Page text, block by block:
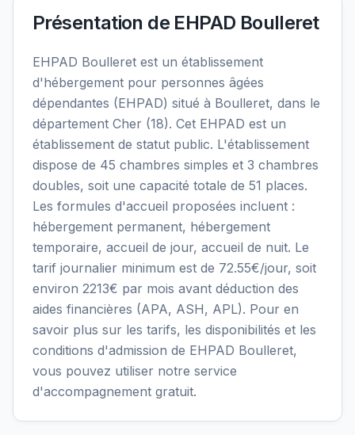
Présentation de EHPAD Boulleret
EHPAD Boulleret est un établissement
d'hébergement pour personnes âgées
dépendantes (EHPAD) situé à Boulleret, dans le
département Cher (18). Cet EHPAD est un
établissement de statut public. L'établissement
dispose de 45 chambres simples et 3 chambres
doubles, soit une capacité totale de 51 places.
Les formules d'accueil proposées incluent :
hébergement permanent, hébergement
temporaire, accueil de jour, accueil de nuit. Le
tarif journalier minimum est de 72.55€/jour, soit
environ 2213€ par mois avant déduction des
aides financières (APA, ASH, APL). Pour en
savoir plus sur les tarifs, les disponibilités et les
conditions d'admission de EHPAD Boulleret,
vous pouvez utiliser notre service
d'accompagnement gratuit.